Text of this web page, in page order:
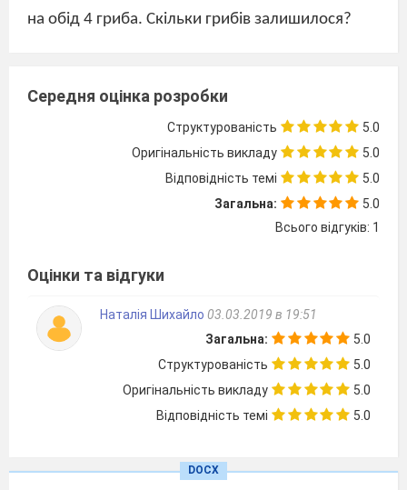
на обід 4 гриба. Скільки грибів залишилося?
вона віддала 3 груші. Скільки груш залишилося
у Оленки ?
9. В кастрюлі було 8 л води. Мама долила 2л.
Скільки літрів води стало в кастрюлі?
10. На тарілці лежало 5 бананів, бабуся поклала
ще 4. Скільки бананів стало на тарілці?
11. На клумбі росло 5 троянд, розпустилось
вранці ще 3 троянди. Скільки квітів стало на
Середня оцінка розробки
Структурованість
5.0
Оригінальність викладу
5.0
Відповідність темі
5.0
Загальна:
5.0
Всього відгуків: 1
Оцінки та відгуки
Наталія Шихайло 03.03.2019 в 19:51
Загальна:
5.0
Структурованість
5.0
Оригінальність викладу
5.0
Відповідність темі
5.0
DOCX